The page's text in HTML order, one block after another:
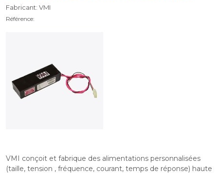
Fabricant: VMI
Référence:
VMI conçoit et fabrique des alimentations personnalisées
(taille, tension , fréquence, courant, temps de réponse) haute